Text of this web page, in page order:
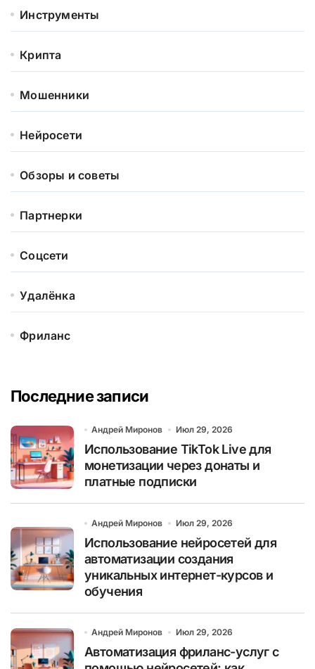
Инструменты
Крипта
Мошенники
Нейросети
Обзоры и советы
Партнерки
Соцсети
Удалёнка
Фриланс
Последние записи
Андрей Миронов Июл 29, 2026
Использование TikTok Live для
монетизации через донаты и
платные подписки
Андрей Миронов Июл 29, 2026
Использование нейросетей для
автоматизации создания
уникальных интернет-курсов и
обучения
Андрей Миронов Июл 29, 2026
Автоматизация фриланс-услуг с